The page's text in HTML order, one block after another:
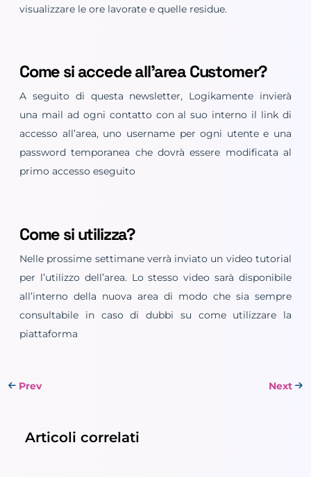
visualizzare le ore lavorate e quelle residue.
Come si accede all’area Customer?
A seguito di questa newsletter, Logikamente invierà
una mail ad ogni contatto con al suo interno il link di
accesso all’area, uno username per ogni utente e una
password temporanea che dovrà essere modificata al
primo accesso eseguito
Come si utilizza?
Nelle prossime settimane verrà inviato un video tutorial
per l’utilizzo dell’area. Lo stesso video sarà disponibile
all’interno della nuova area di modo che sia sempre
consultabile in caso di dubbi su come utilizzare la
piattaforma
Prev Next
Articoli correlati